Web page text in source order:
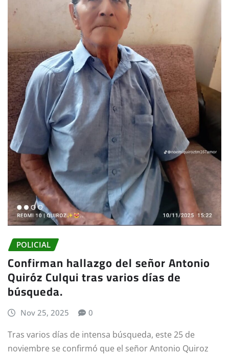
POLICIAL
Confirman hallazgo del señor Antonio
Quiróz Culqui tras varios días de
búsqueda.
Nov 25, 2025 0
Tras varios días de intensa búsqueda, este 25 de
noviembre se confirmó que el señor Antonio Quiroz